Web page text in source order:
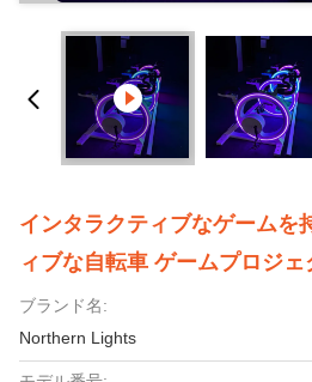
インタラクティブなゲームを
ィブな自転車 ゲームプロジ
ブランド名:
Northern Lights